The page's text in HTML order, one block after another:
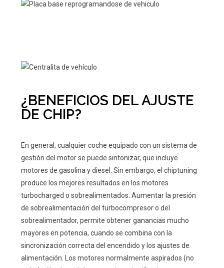
¿BENEFICIOS DEL AJUSTE
DE CHIP?
En general, cualquier coche equipado con un sistema de
gestión del motor se puede sintonizar, que incluye
motores de gasolina y diesel. Sin embargo, el chiptuning
produce los mejores resultados en los motores
turbocharged o sobrealimentados. Aumentar la presión
de sobrealimentación del turbocompresor o del
sobrealimentador, permite obtener ganancias mucho
mayores en potencia, cuando se combina con la
sincronización correcta del encendido y los ajustes de
alimentación. Los motores normalmente aspirados (no